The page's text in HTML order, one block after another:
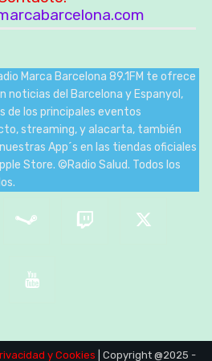
Marca Barcelona 89.1FM te ofrece
noticias del Barcelona y Espanyol,
de los principales eventos
streaming, y alacarta, también
App´s en las tiendas oficiales
Store. ©Radio Salud. Todos los
y Cookies | Copyright @2025 -